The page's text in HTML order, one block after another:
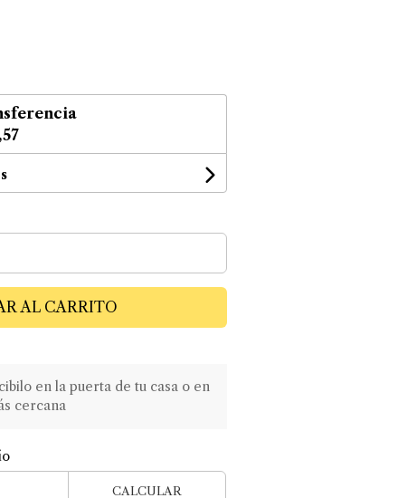
AL CARRITO
en la puerta de tu casa o en
cercana
CALCULAR